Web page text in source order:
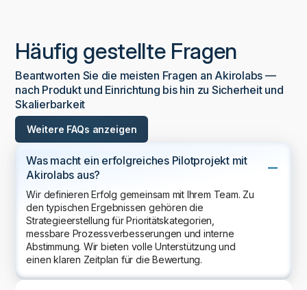
Häufig gestellte Fragen
Beantworten Sie die meisten Fragen an Akirolabs —
nach Produkt und Einrichtung bis hin zu Sicherheit und
Skalierbarkeit
Weitere FAQs anzeigen
Was macht ein erfolgreiches Pilotprojekt mit
Akirolabs aus?
Wir definieren Erfolg gemeinsam mit Ihrem Team. Zu
den typischen Ergebnissen gehören die
Strategieerstellung für Prioritätskategorien,
messbare Prozessverbesserungen und interne
Abstimmung. Wir bieten volle Unterstützung und
einen klaren Zeitplan für die Bewertung.